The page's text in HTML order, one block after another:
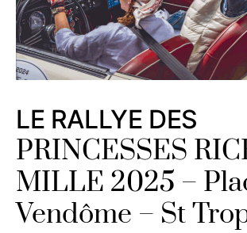
LE RALLYE DES
PRINCESSES
MILLE 2025 –
Vendôme – St